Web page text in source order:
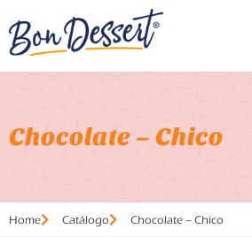
Chocolate – Chico
Home Catálogo Chocolate – Chico